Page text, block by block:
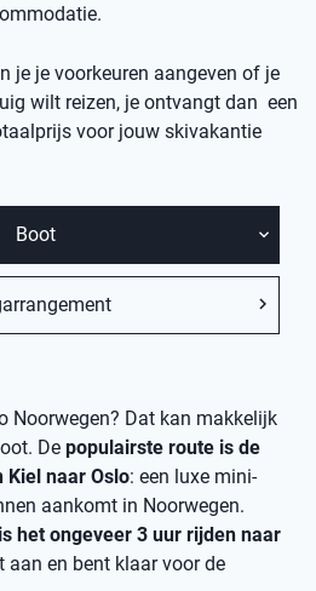
je je voorkeuren aangeven of je
wilt reizen, je ontvangt dan een
voor jouw skivakantie
Boot
Noorwegen? Dat kan makkelijk
De populairste route is de
Kiel naar Oslo: een luxe mini-
aankomt in Noorwegen.
het ongeveer 3 uur rijden naar
en bent klaar voor de